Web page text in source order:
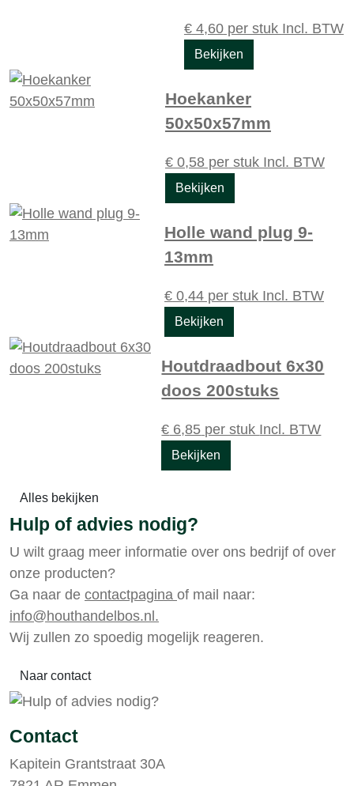
€4,60per stuk Incl. BTW
Bekijken
Hoekanker
50x50x57mm
€0,58per stuk Incl. BTW
Bekijken
Holle wand plug 9-
13mm
€ 0,44 per stuk Incl. BTW
Bekijken
Houtdraadbout 6x30
doos 200stuks
€ 6,85 per stuk Incl. BTW
Bekijken
Alles bekijken
Hulp of advies nodig?
U wilt graag meer informatie over ons bedrijf of over
onze producten?
Ga naar de contactpagina of mail naar:
info@houthandelbos.nl.
Wij zullen zo spoedig mogelijk reageren.
Naar contact
Contact
Kapitein Grantstraat 30A